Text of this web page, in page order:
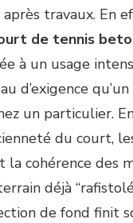
après travaux. En
de tennis
à un usage
d’exigence
un particulier.
du court,
la cohérence des
déjà
de fond finit